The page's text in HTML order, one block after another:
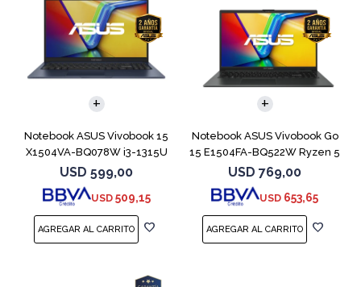
Notebook ASUS Vivobook 15
X1504VA-BQ078W i3-1315U
512GB 8GB
USD 599,00
USD 509,15
COMPARAR
Notebook ASUS Vivobook Go
15 E1504FA-BQ522W Ryzen 5
7520U
USD 769,00
USD 653,65
COMPARAR